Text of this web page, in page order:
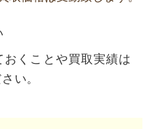
くことや買取実績は
い。